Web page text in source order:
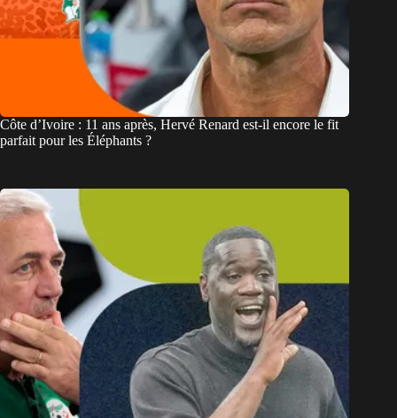
Côte d’Ivoire : 11 ans après, Hervé Renard est-il encore le fit
parfait pour les Éléphants ?